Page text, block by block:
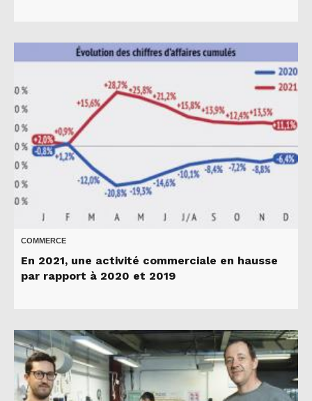
COMMERCE
En 2021, une activité commerciale en hausse
par rapport à 2020 et 2019